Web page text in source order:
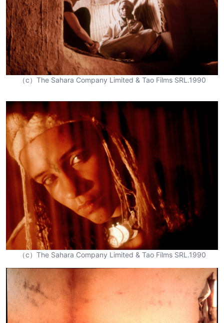
（c）The Sahara Company Limited & Tao Films SRL.1990
（c）The Sahara Company Limited & Tao Films SRL.1990